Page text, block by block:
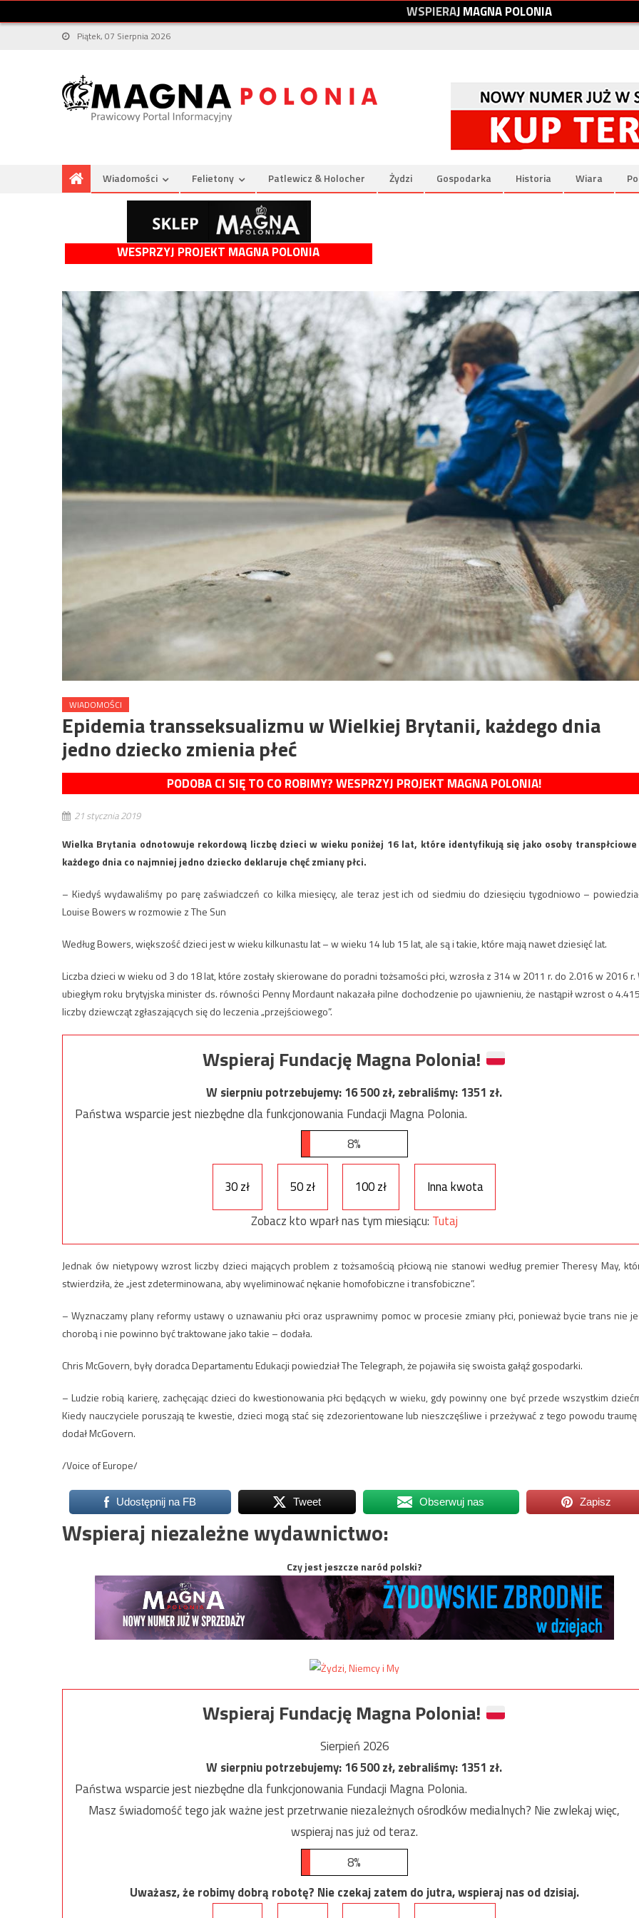
WSPIERAJMAGNAPOLONIA
Piątek, 07 Sierpnia 2026
Wiadomości Felietony Patlewicz & Holocher Żydzi Gospodarka Historia Wiara
WESPRZYJ PROJEKT MAGNA POLONIA
WIADOMOŚCI
Epidemia transseksualizmu w Wielkiej Brytanii, każdego dnia
jedno dziecko zmienia płeć
PODOBA CI SIĘ TO CO ROBIMY? WESPRZYJ PROJEKT MAGNA POLONIA!
21 stycznia 2019
Wielka Brytania odnotowuje rekordową liczbę dzieci w wieku poniżej 16 lat, które identyfikują się jako osoby
każdego dnia co najmniej jedno dziecko deklaruje chęć zmiany płci.
– Kiedyś wydawaliśmy po parę zaświadczeń co kilka miesięcy, ale teraz jest ich od siedmiu do dziesięciu tygodniowo –
Louise Bowers w rozmowie z The Sun
Według Bowers, większość dzieci jest w wieku kilkunastu lat – w wieku 14 lub 15 lat, ale są i takie, które mają nawet dziesięć lat.
Liczba dzieci w wieku od 3 do 18 lat, które zostały skierowane do poradni tożsamości płci, wzrosła z 314 w 2011 r. do 2.016 w 2016 r.
ubiegłym roku brytyjska minister ds. równości Penny Mordaunt nakazała pilne dochodzenie po ujawnieniu, że nastąpił wzrost o
liczby dziewcząt zgłaszających się do leczenia „przejściowego”.
Wspieraj Fundację Magna Polonia!
W sierpniu potrzebujemy:16 500zł, zebraliśmy:1351 zł.
Państwa wsparcie jest niezbędne dla funkcjonowania Fundacji Magna Polonia.
8%
30 zł 50 zł 100 zł
Inna kwota
Zobacz kto wparł nas tym miesiącu: Tutaj
Jednak ów nietypowy wzrost liczby dzieci mających problem z tożsamością płciową nie stanowi według premier Theresy May,
stwierdziła, że „jest zdeterminowana, aby wyeliminować nękanie homofobiczne i transfobiczne”.
– Wyznaczamy plany reformy ustawy o uznawaniu płci oraz usprawnimy pomoc w procesie zmiany płci, ponieważ bycie trans nie
chorobą i nie powinno być traktowane jako takie – dodała.
Chris McGovern, były doradca Departamentu Edukacji powiedział The Telegraph, że pojawiła się swoista gałąź gospodarki.
– Ludzie robią karierę, zachęcając dzieci do kwestionowania płci będących w wieku, gdy powinny one być przede wszystkim
Kiedy nauczyciele poruszają te kwestie, dzieci mogą stać się zdezorientowane lub nieszczęśliwe i przeżywać z tego powodu
dodał McGovern.
/Voice of Europe/
Udostępnij na FB Tweet Obserwuj nas Zapisz
Wspieraj niezależne wydawnictwo:
Czy jest jeszcze naród polski?
Wspieraj Fundację Magna Polonia!
Sierpień 2026
W sierpniu potrzebujemy:16 500zł, zebraliśmy:1351 zł.
Państwa wsparcie jest niezbędne dla funkcjonowania Fundacji Magna Polonia.
Masz świadomość tego jak ważne jest przetrwanie niezależnych ośrodków medialnych? Nie zwlekaj więc,
wspieraj nas już od teraz.
8%
Uważasz, że robimy dobrą robotę? Nie czekaj zatem do jutra, wspieraj nas od dzisiaj.